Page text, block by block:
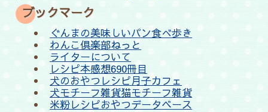
ブックマーク
ぐんまの美味しいパン食べ歩き
わんこ倶楽部ねっと
ライターについて
レシピ本感想690冊目
犬のおやつレシピ月子カフェ
犬モチーフ雑貨猫モチーフ雑貨
米粉レシピおやつデータベース